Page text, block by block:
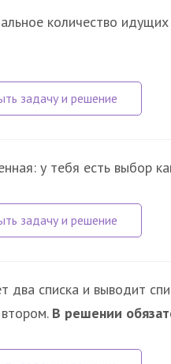
количество
у тебя есть выбор
два списка и выводит
В решении